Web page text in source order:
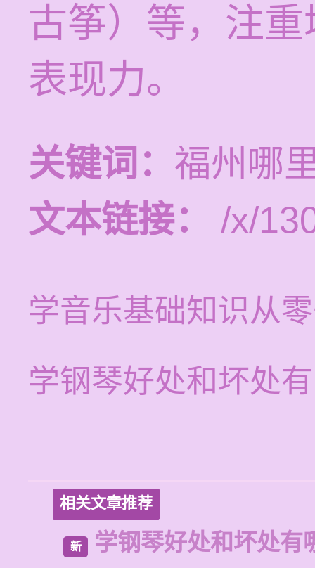
古筝）等，注
表现力。
关键词： 福州哪
文本链接：
/x/
学音乐基础知识从
学钢琴好处和坏处
相关文章推荐
新 学钢琴好处和坏处有